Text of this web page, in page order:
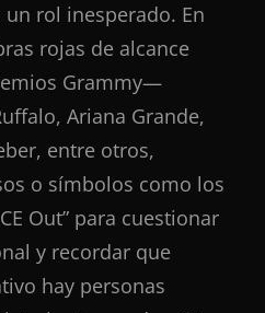
rol inesperado. En
rojas de alcance
Grammy—
Ariana Grande,
entre otros,
o símbolos como los
Out” para cuestionar
y recordar que
hay personas